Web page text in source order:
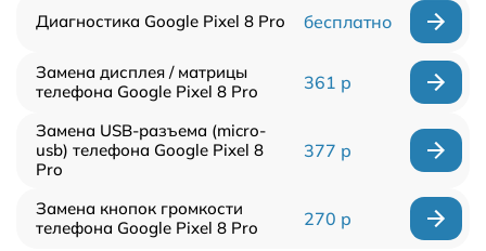
Диагностика Google Pixel 8 Pro бесплатно
Замена дисплея / матрицы
телефона Google Pixel 8 Pro
361 р
Замена USB-разъема (micro-
usb) телефона Google Pixel 8
Pro
377 р
Замена кнопок громкости
телефона Google Pixel 8 Pro
270 р